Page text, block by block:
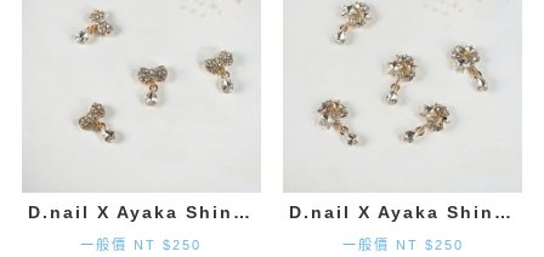
D.nail X Ayaka Shinohara 領結墜飾-金色 (2入)
一般價 NT $250
D.nail X Ayaka Shinohara 星星墜飾-金色 (2入)
一般價 NT $250